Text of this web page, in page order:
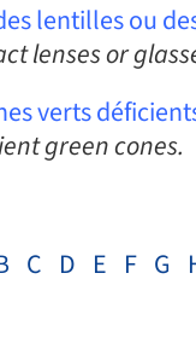
lentilles ou
lenses or
verts
green cones.
C D E F G